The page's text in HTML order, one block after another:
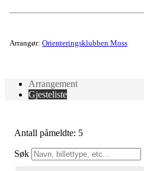
Arrangør: Orienteringsklubben Moss
Arrangement
Gjesteliste
Antall påmeldte: 5
Søk